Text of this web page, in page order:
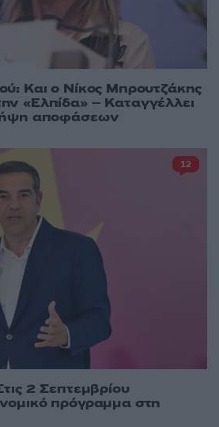
Και ο Νίκος Μπρουτζάκης
«Ελπίδα» – Καταγγέλλει
αποφάσεων
2 Σεπτεμβρίου
πρόγραμμα στη
12